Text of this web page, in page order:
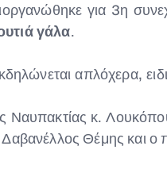
για 3η
γάλα.
απλόχερα,
Ναυπακτίας κ.
Θέμης και ο